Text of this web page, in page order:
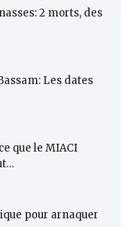
2 morts, des
Les dates
que le MIACI
pour arnaquer